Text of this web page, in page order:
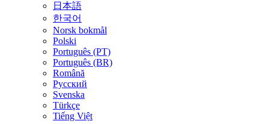
日本語
한국어
Norsk bokmål
Polski
Português (PT)
Português (BR)
Română
Русский
Svenska
Türkçe
Tiếng Việt